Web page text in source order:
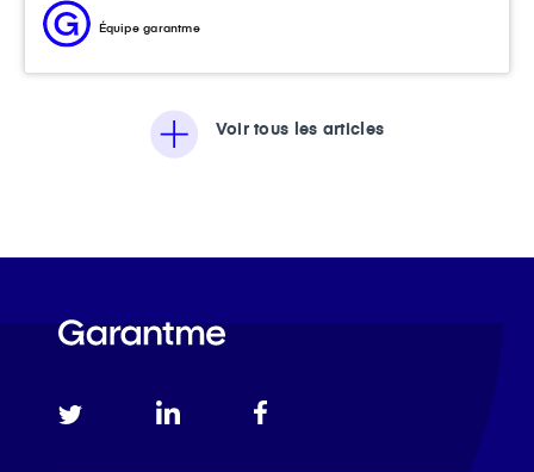
Équipe garantme
Voir tous les articles